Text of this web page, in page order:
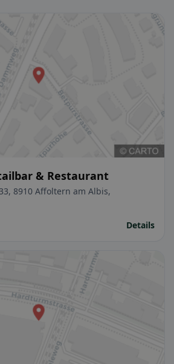
& Restaurant
8910 Affoltern am Albis,
Details